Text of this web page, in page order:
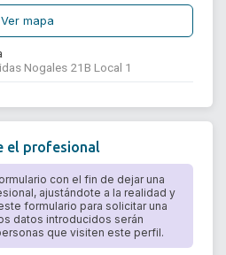
Ver mapa
Nogales 21B Local 1
el profesional
con el fin de dejar una
ajustándote a la realidad y
formulario para solicitar una
datos introducidos serán
que visiten este perfil.